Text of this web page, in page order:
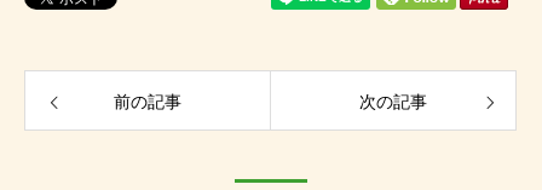
前の記事 次の記事